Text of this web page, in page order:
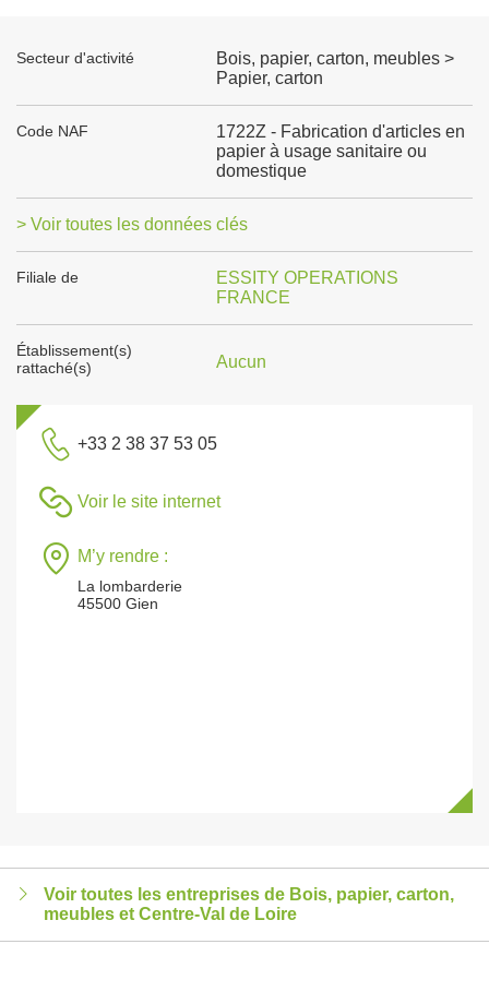
Secteur d'activité
Bois, papier, carton, meubles >
Papier, carton
Code NAF
1722Z - Fabrication d'articles en
papier à usage sanitaire ou
domestique
> Voir toutes les données clés
Filiale de
ESSITY OPERATIONS
FRANCE
Établissement(s)
rattaché(s)
Aucun
+33 2 38 37 53 05
Voir le site internet
M’y rendre :
La lombarderie
45500 Gien
Voir toutes les entreprises de Bois, papier, carton,
meubles et Centre-Val de Loire